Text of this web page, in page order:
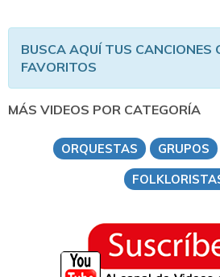
BUSCA AQUÍ TUS CANCIONES
FAVORITOS
MÁS VIDEOS POR CATEGORÍA
ORQUESTAS GRUPOS